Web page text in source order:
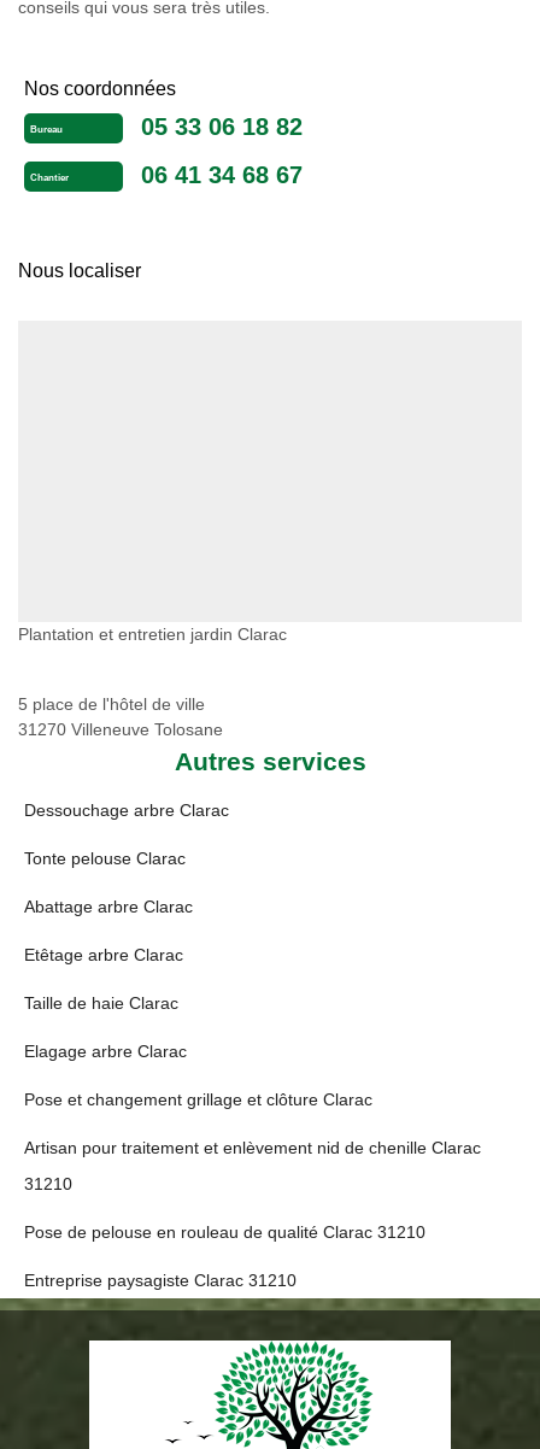
conseils qui vous sera très utiles.
Nos coordonnées
Bureau 05 33 06 18 82
Chantier 06 41 34 68 67
Nous localiser
Plantation et entretien jardin Clarac
5 place de l'hôtel de ville
31270 Villeneuve Tolosane
Autres services
Dessouchage arbre Clarac
Tonte pelouse Clarac
Abattage arbre Clarac
Etêtage arbre Clarac
Taille de haie Clarac
Elagage arbre Clarac
Pose et changement grillage et clôture Clarac
Artisan pour traitement et enlèvement nid de chenille Clarac
31210
Pose de pelouse en rouleau de qualité Clarac 31210
Entreprise paysagiste Clarac 31210